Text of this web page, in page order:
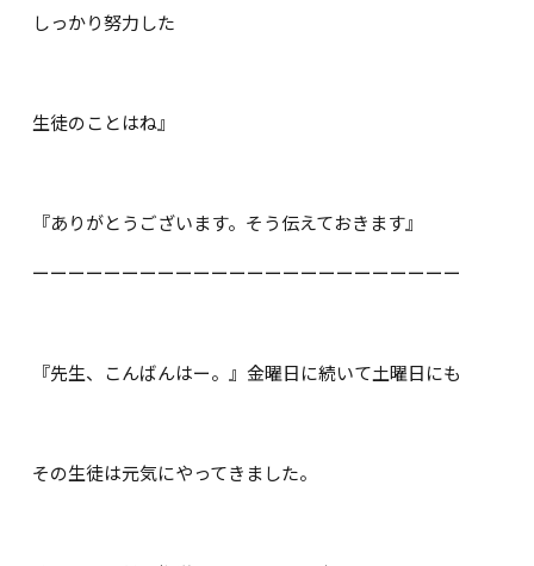
しっかり努力した
生徒のことはね』
『ありがとうございます。そう伝えておきます』
ーーーーーーーーーーーーーーーーーーーーーーーー
『先生、こんばんはー。』金曜日に続いて土曜日にも
その生徒は元気にやってきました。